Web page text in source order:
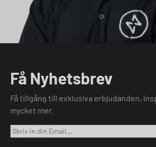
Få Nyhetsbrev
Få tillgång till exklusiva erbjudanden,
mycket mer.